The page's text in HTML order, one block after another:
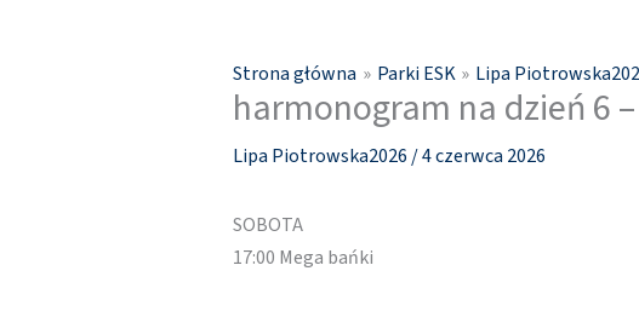
Strona główna Parki ESK Lipa
harmonogram na dzień 6 –
Lipa Piotrowska2026 /4 czerwca 2026
SOBOTA
17:00 Mega bańki